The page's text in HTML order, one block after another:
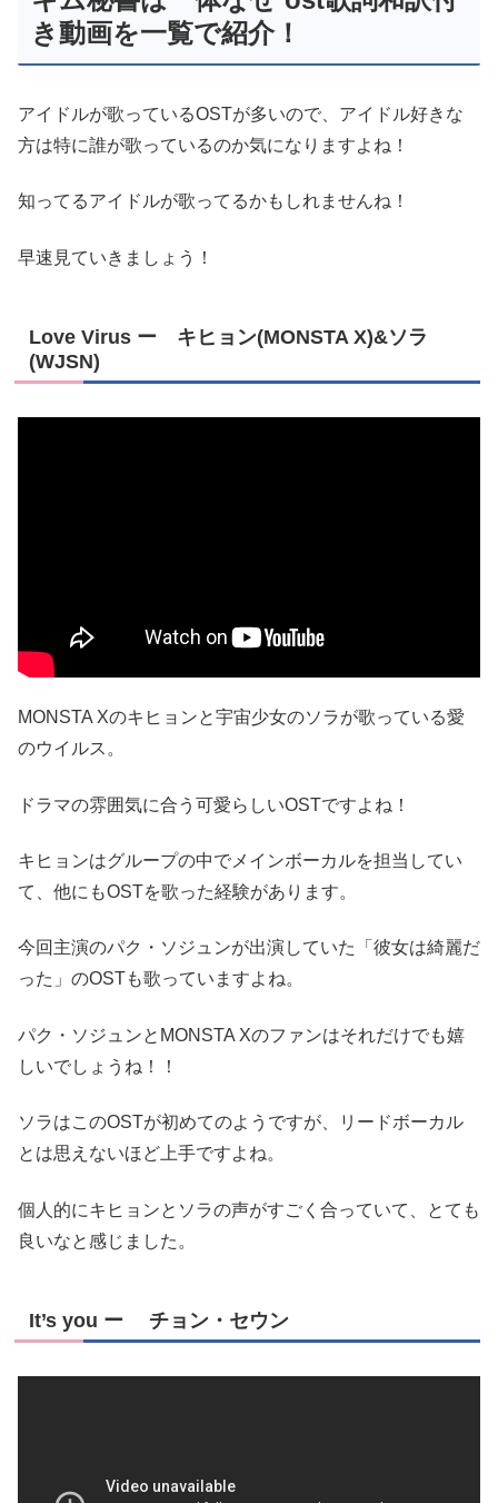
き動画を一覧で紹介！
アイドルが歌っているOSTが多いので、アイドル好きな
方は特に誰が歌っているのか気になりますよね！
知ってるアイドルが歌ってるかもしれませんね！
早速見ていきましょう！
Love Virus ー キヒョン(MONSTA X)&ソラ
(WJSN)
MONSTA Xのキヒョンと宇宙少女のソラが歌っている愛
のウイルス。
ドラマの雰囲気に合う可愛らしいOSTですよね！
キヒョンはグループの中でメインボーカルを担当してい
て、他にもOSTを歌った経験があります。
今回主演のパク・ソジュンが出演していた「彼女は綺麗だ
った」のOSTも歌っていますよね。
パク・ソジュンとMONSTA Xのファンはそれだけでも嬉
しいでしょうね！！
ソラはこのOSTが初めてのようですが、リードボーカル
とは思えないほど上手ですよね。
個人的にキヒョンとソラの声がすごく合っていて、とても
良いなと感じました。
It’s you ー チョン・セウン